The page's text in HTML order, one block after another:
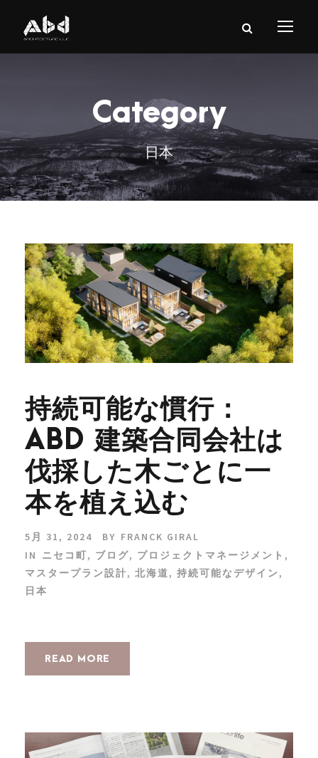
Category
日本
持続可能な慣行：
ABD 建築合同会社は
伐採した木ごとに一
本を植え込む
5月 31, 2024 BY FRANCK GIRAL
IN
ニセコ町, ブログ, プロジェクトマネージメント ,
マスタープラン設計, 北海道, 持続可能なデザイン ,
日本
READ MORE